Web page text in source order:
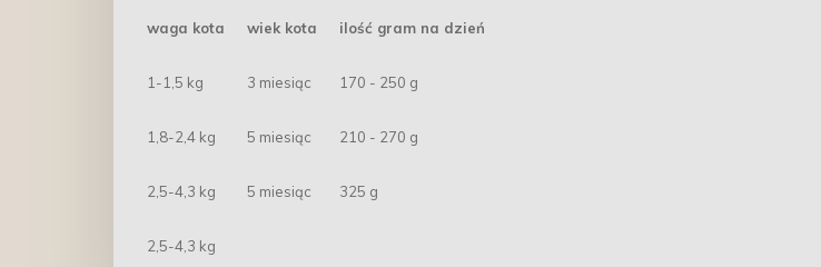
waga kota wiek kota ilość gram na dzień
1-1,5 kg 3 miesiąc 170 - 250 g
1,8-2,4 kg 5 miesiąc 210 - 270 g
2,5-4,3 kg 5 miesiąc 325 g
2,5-4,3 kg